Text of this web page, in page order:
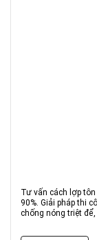
Tư vấn cách lợp
90%. Giải pháp thi
chống nóng triệt để,